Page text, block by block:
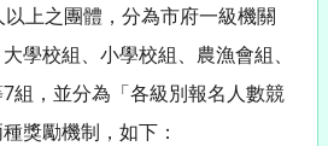
上之團體，分為市府一級機關
學校組、小學校組、農漁會組、
組，並分為「各級別報名人數競
獎勵機制，如下：